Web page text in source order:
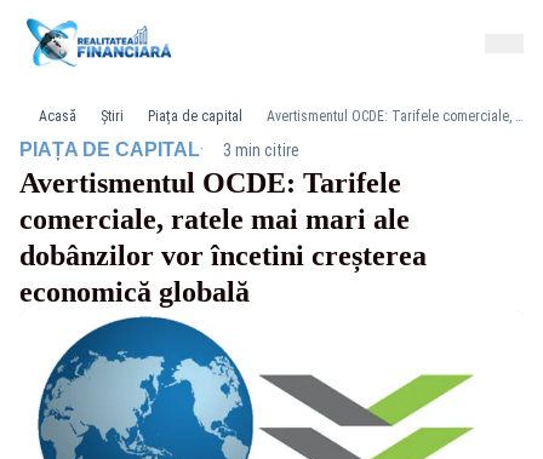
Acasă Știri Piața de capital Avertismentul OCDE: Tarifele comerciale, ratele mai mari ale dobânzilor vor încetini creșterea economică globală
PIAȚA DE CAPITAL· 3 min citire
Avertismentul OCDE: Tarifele
comerciale, ratele mai mari ale
dobânzilor vor încetini creșterea
economică globală